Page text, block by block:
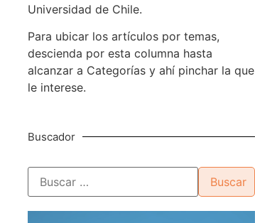
Universidad de Chile.
Para ubicar los artículos por temas,
descienda por esta columna hasta
alcanzar a Categorías y ahí pinchar la que
le interese.
Buscador